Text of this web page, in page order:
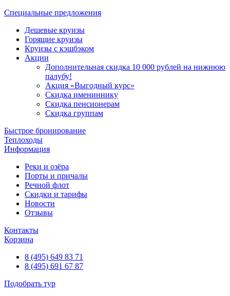
Специальные предложения
Дешевые круизы
Горящие круизы
Круизы с кэшбэком
Акции
Дополнительная скидка 10 000 рублей на нижнюю
палубу!
Акция «Выгодный курс»
Скидка имениннику
Скидка пенсионерам
Скидка группам
Быстрое бронирование
Теплоходы
Информация
Реки и озёра
Порты и причалы
Речной флот
Скидки и тарифы
Новости
Отзывы
Контакты
Корзина
8 (495) 649 83 71
8 (495) 691 67 87
Подобрать тур